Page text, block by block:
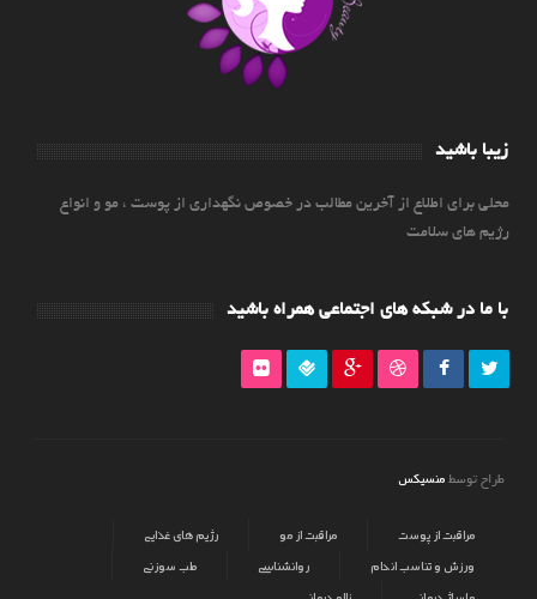
زیبا باشید
محلی برای اطلاع از آخرین مطالب در خصوص نگهداری از پوست ، مو و انواع
رژیم های سلامت
با ما در شبکه های اجتماعی همراه باشید
طراح توسط منسیکس
مراقبت از پوست مراقبت از مو
رژیم های غذایی
ورزش و تناسب اندام
روانشناسی
طب سوزنی